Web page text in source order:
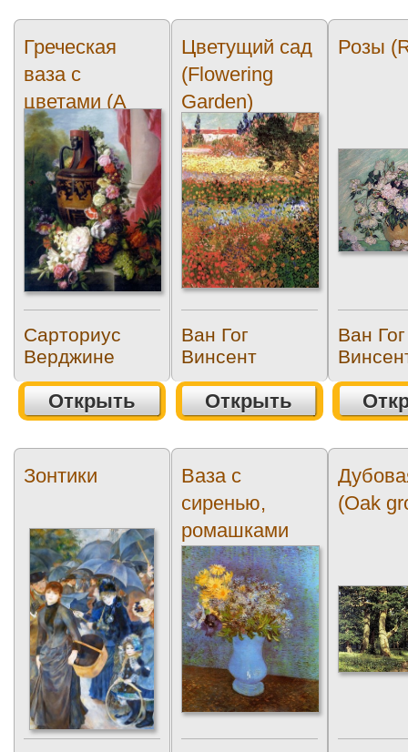
Греческая
ваза с
цветами (A
Greek Urn With
Garland of
roses)
Сарториус
Верджине
Открыть
Цветущий сад
(Flowering
Garden)
Ван Гог
Винсент
Открыть
Розы
Ван Гог
Зонтики
Ваза с
сиренью,
ромашками
анемонами
(Vase with...
(Oak